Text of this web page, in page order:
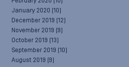
January 2020 (10)
December 2019 (12)
November 2019 (9)
October 2019 (13)
September 2019 (10)
August 2019 (9)